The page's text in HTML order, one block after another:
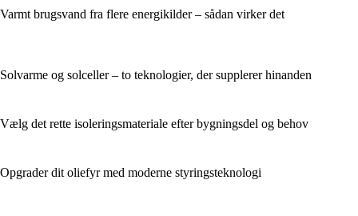
Varmt brugsvand fra flere energikilder – sådan virker det
Solvarme og solceller – to teknologier, der supplerer hinanden
Vælg det rette isoleringsmateriale efter bygningsdel og behov
Opgrader dit oliefyr med moderne styringsteknologi